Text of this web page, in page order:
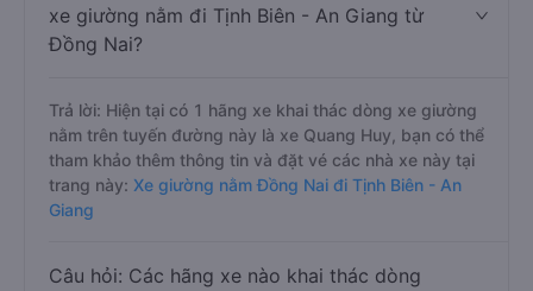
xe giường nằm đi Tịnh Biên - An Giang từ
Đồng Nai?
Trả lời: Hiện tại có 1 hãng xe khai thác dòng xe giường
nằm trên tuyến đường này là xe Quang Huy, bạn có thể
tham khảo thêm thông tin và đặt vé các nhà xe này tại
trang này: Xe giường nằm Đồng Nai đi Tịnh Biên - An
Giang
Câu hỏi: Các hãng xe nào khai thác dòng